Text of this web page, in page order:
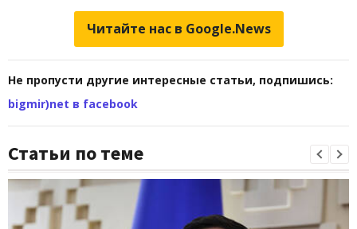
Читайте нас в Google.News
Не пропусти другие интересные статьи, подпишись:
bigmir)net в facebook
Статьи по теме